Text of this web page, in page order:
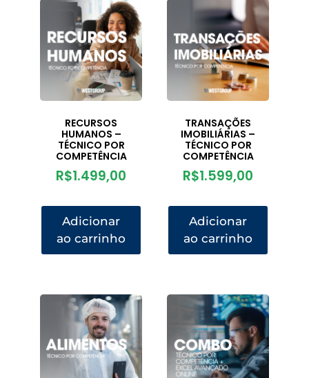
RECURSOS
HUMANOS –
TÉCNICO POR
COMPETÊNCIA
R$1.499,00
Adicionar
ao carrinho
TRANSAÇÕES
IMOBILIÁRIAS –
TÉCNICO POR
COMPETÊNCIA
R$1.599,00
Adicionar
ao carrinho